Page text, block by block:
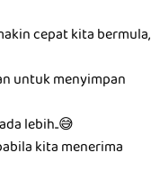
cepat kita bermula,
untuk menyimpan
lebih..😅
kita menerima